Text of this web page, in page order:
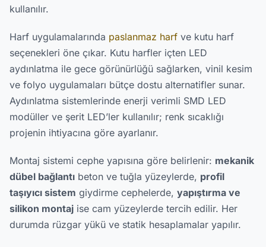
kullanılır.
Harf uygulamalarında paslanmaz harf ve kutu harf
seçenekleri öne çıkar. Kutu harfler içten LED
aydınlatma ile gece görünürlüğü sağlarken, vinil kesim
ve folyo uygulamaları bütçe dostu alternatifler sunar.
Aydınlatma sistemlerinde enerji verimli SMD LED
modüller ve şerit LED’ler kullanılır; renk sıcaklığı
projenin ihtiyacına göre ayarlanır.
Montaj sistemi cephe yapısına göre belirlenir: mekanik
dübel bağlantı beton ve tuğla yüzeylerde, profil
taşıyıcı sistem giydirme cephelerde, yapıştırma ve
silikon montaj ise cam yüzeylerde tercih edilir. Her
durumda rüzgar yükü ve statik hesaplamalar yapılır.